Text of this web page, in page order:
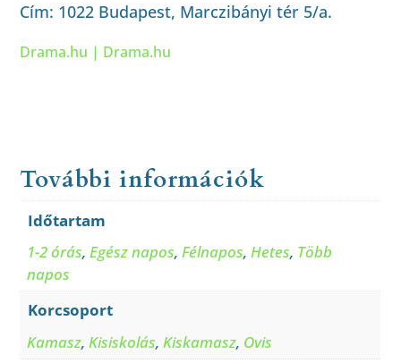
Cím: 1022 Budapest, Marczibányi tér 5/a.
Drama.hu | Drama.hu
További információk
Időtartam
1-2 órás,Egész napos,Félnapos,Hetes, Több
napos
Korcsoport
Kamasz, Kisiskolás, Kiskamasz, Ovis